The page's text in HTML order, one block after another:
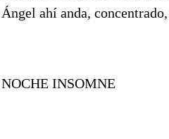
Ángel ahí anda,
NOCHE INSOMNE